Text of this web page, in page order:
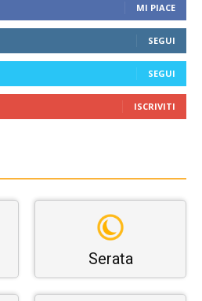
MI PIACE
SEGUI
SEGUI
ISCRIVITI
Serata